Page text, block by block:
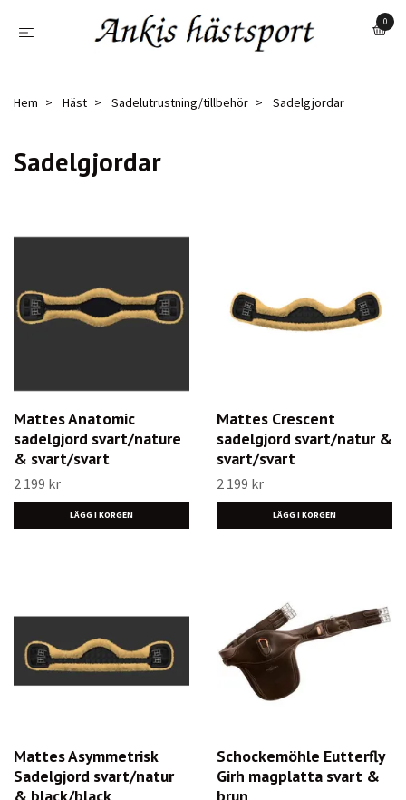
0
Hem Häst Sadelutrustning/tillbehör Sadelgjordar
Sadelgjordar
Mattes Anatomic
sadelgjord svart/nature
& svart/svart
2 199 kr
LÄGG I KORGEN
Mattes Crescent
sadelgjord svart/natur &
svart/svart
2 199 kr
LÄGG I KORGEN
Mattes Asymmetrisk
Sadelgjord svart/natur
Schockemöhle Eutterfly
Girh magplatta svart &